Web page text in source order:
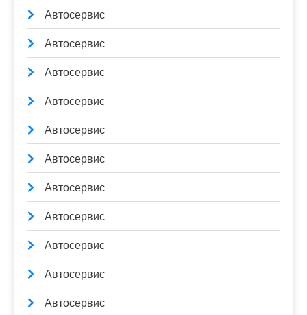
Автосервис
Автосервис
Автосервис
Автосервис
Автосервис
Автосервис
Автосервис
Автосервис
Автосервис
Автосервис
Автосервис